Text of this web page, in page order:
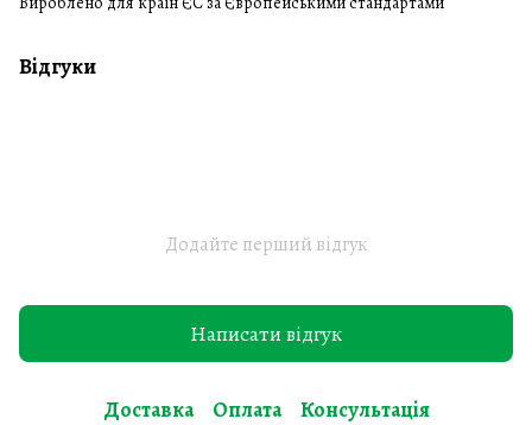
Відгуки
Додайте перший відгук
Написати відгук
Доставка Оплата Консультація